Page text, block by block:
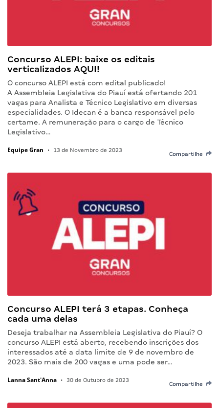
Concurso ALEPI: baixe os editais
verticalizados AQUI!
O concurso ALEPI está com edital publicado!
A Assembleia Legislativa do Piauí está ofertando 201
vagas para Analista e Técnico Legislativo em diversas
especialidades. O Idecan é a banca responsável pelo
certame. A remuneração para o cargo de Técnico
Legislativo…
Equipe Gran • 13 de Novembro de 2023
Compartilhe
Concurso ALEPI terá 3 etapas. Conheça
cada uma delas
Deseja trabalhar na Assembleia Legislativa do Piauí? O
concurso ALEPI está aberto, recebendo inscrições dos
interessados até a data limite de 9 de novembro de
2023. São mais de 200 vagas e uma pode ser…
Lanna Sant'Anna • 30 de Outubro de 2023
Compartilhe